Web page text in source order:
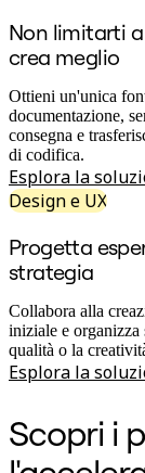
Non limitarti
crea meglio
Ottieni un'unica
documentazione,
consegna e
di codifica.
Esplora la
Design e UX
Progetta
strategia
Collabora alla
iniziale e organizza
qualità o la
Esplora la
Scopri i